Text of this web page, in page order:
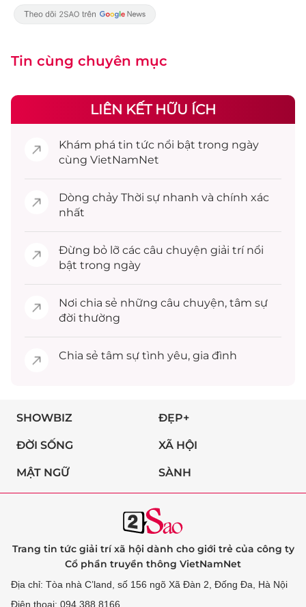
Tin cùng chuyên mục
LIÊN KẾT HỮU ÍCH
Khám phá tin tức nổi bật trong ngày
cùng VietNamNet
Dòng chảy Thời sự nhanh và chính xác
nhất
Đừng bỏ lỡ các câu chuyện giải trínổi
bật trong ngày
Nơi chia sẻ những câu chuyện, tâm sự
đời thường
Chia sẻ tâm sự tình yêu, gia đình
SHOWBIZ ĐẸP+
ĐỜI SỐNG XÃ HỘI
MẬT NGỮ SÀNH
Trang tin tức giải trí xã hội dành cho giới trẻ của công ty
Cổ phần truyền thông VietNamNet
Địa chỉ: Tòa nhà C’land, số 156 ngõ Xã Đàn 2, Đống Đa, Hà Nội
Điện thoại: 094 388 8166